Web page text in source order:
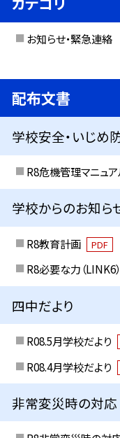
お知らせ・緊急連絡
配布文書
学校安全・いじめ
R8危機管理マニュ
学校からのお知ら
R8教育計画 PDF
R8必要な力（LINK6）
四中だより
R08.5月学校だより
R08.4月学校だより
非常変災時の対応